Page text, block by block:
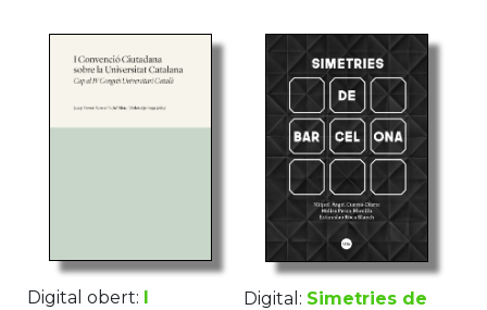
Digital obert: I
Digital: Simetries de